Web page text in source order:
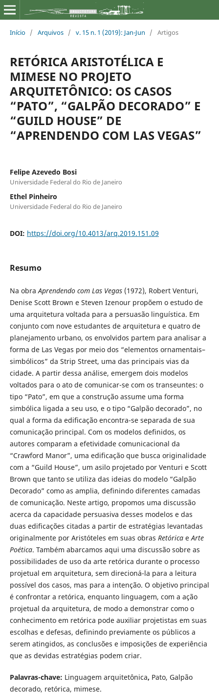
Início / Arquivos / v. 15 n. 1 (2019): Jan-Jun / Artigos
RETÓRICA ARISTOTÉLICA E
MIMESE NO PROJETO
ARQUITETÔNICO: OS CASOS
“PATO”, “GALPÃO DECORADO” E
“GUILD HOUSE” DE
“APRENDENDO COM LAS VEGAS”
Felipe Azevedo Bosi
Universidade Federal do Rio de Janeiro
Ethel Pinheiro
Universidade Federal do Rio de Janeiro
DOI: https://doi.org/10.4013/arq.2019.151.09
Resumo
Na obraAprendendo com Las Vegas(1972), Robert Venturi,
Denise Scott Brown e Steven Izenour propõem o estudo de
uma arquitetura voltada para a persuasão linguística. Em
conjunto com nove estudantes de arquitetura e quatro de
planejamento urbano, os envolvidos partem para analisar a
forma de Las Vegas por meio dos “elementos ornamentais–
simbólicos” da Strip Street, uma das principais vias da
cidade. A partir dessa análise, emergem dois modelos
voltados para o ato de comunicar-se com os transeuntes: o
tipo “Pato”, em que a construção assume uma forma
simbólica ligada a seu uso, e o tipo “Galpão decorado”, no
qual a forma da edificação encontra-se separada de sua
comunicação principal. Com os modelos definidos, os
autores comparam a efetividade comunicacional da
“Crawford Manor”, uma edificação que busca originalidade
com a “Guild House”, um asilo projetado por Venturi e Scott
Brown que tanto se utiliza das ideias do modelo “Galpão
Decorado” como as amplia, definindo diferentes camadas
de comunicação. Neste artigo, propomos uma discussão
acerca da capacidade persuasiva desses modelos e das
duas edificações citadas a partir de estratégias levantadas
originalmente por Aristóteles em suas obras RetóricaeArte
Poética. Também abarcamos aqui uma discussão sobre as
possibilidades de uso da arte retórica durante o processo
projetual em arquitetura, sem direcioná-la para a leitura
possível dos casos, mas para a intenção. O objetivo principal
é confrontar a retórica, enquanto linguagem, com a ação
projetual da arquitetura, de modo a demonstrar como o
conhecimento em retórica pode auxiliar projetistas em suas
escolhas e defesas, definindo previamente os públicos a
serem atingidos, as conclusões e imposições de experiência
que as devidas estratégias podem criar.
Palavras-chave: Linguagem arquitetônica, Pato, Galpão
decorado, retórica, mimese.